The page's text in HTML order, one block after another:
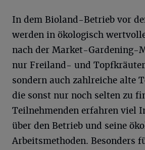
In dem Bioland-Betrieb vor
werden in ökologisch
nach der Market-Gardening-
nur Freiland- und
sondern auch zahlreiche alte
die sonst nur noch selten zu
Teilnehmenden erfahren viel
über den Betrieb und seine
Arbeitsmethoden. Besonders